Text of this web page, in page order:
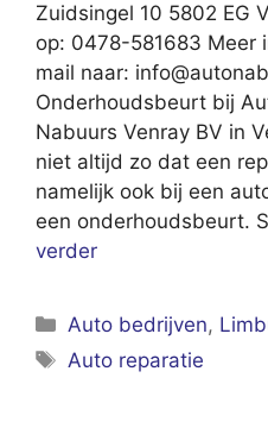
Zuidsingel 10 5802 EG
op: 0478-581683
mail naar:
Onderhoudsbeurt bij
Nabuurs Venray BV in
niet altijd zo dat een
namelijk ook bij een
een onderhoudsbeurt.
verder
Categorieën
Auto bedrijven,
Tags
Auto reparatie